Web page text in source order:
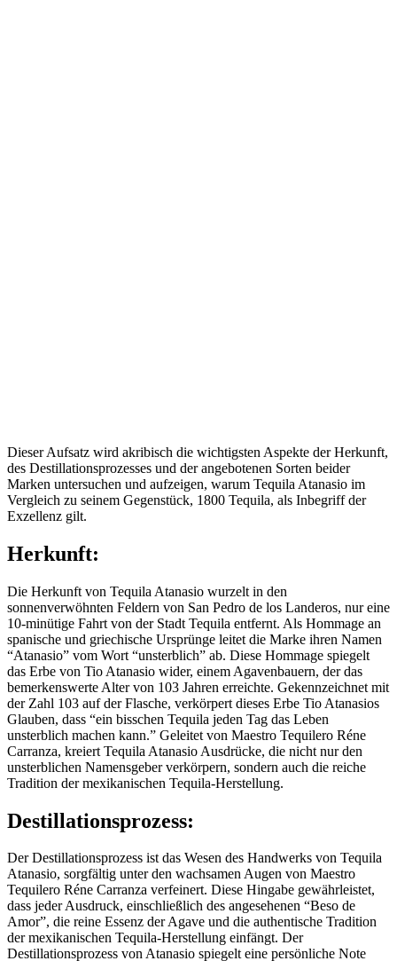
Dieser Aufsatz wird akribisch die wichtigsten Aspekte der Herkunft,
des Destillationsprozesses und der angebotenen Sorten beider
Marken untersuchen und aufzeigen, warum Tequila Atanasio im
Vergleich zu seinem Gegenstück, 1800 Tequila, als Inbegriff der
Exzellenz gilt.
Herkunft:
Die Herkunft von Tequila Atanasio wurzelt in den
sonnenverwöhnten Feldern von San Pedro de los Landeros, nur eine
10-minütige Fahrt von der Stadt Tequila entfernt. Als Hommage an
spanische und griechische Ursprünge leitet die Marke ihren Namen
“Atanasio” vom Wort “unsterblich” ab. Diese Hommage spiegelt
das Erbe von Tio Atanasio wider, einem Agavenbauern, der das
bemerkenswerte Alter von 103 Jahren erreichte. Gekennzeichnet mit
der Zahl 103 auf der Flasche, verkörpert dieses Erbe Tio Atanasios
Glauben, dass “ein bisschen Tequila jeden Tag das Leben
unsterblich machen kann.” Geleitet von Maestro Tequilero Réne
Carranza, kreiert Tequila Atanasio Ausdrücke, die nicht nur den
unsterblichen Namensgeber verkörpern, sondern auch die reiche
Tradition der mexikanischen Tequila-Herstellung.
Destillationsprozess:
Der Destillationsprozess ist das Wesen des Handwerks von Tequila
Atanasio, sorgfältig unter den wachsamen Augen von Maestro
Tequilero Réne Carranza verfeinert. Diese Hingabe gewährleistet,
dass jeder Ausdruck, einschließlich des angesehenen “Beso de
Amor”, die reine Essenz der Agave und die authentische Tradition
der mexikanischen Tequila-Herstellung einfängt. Der
Destillationsprozess von Atanasio spiegelt eine persönliche Note